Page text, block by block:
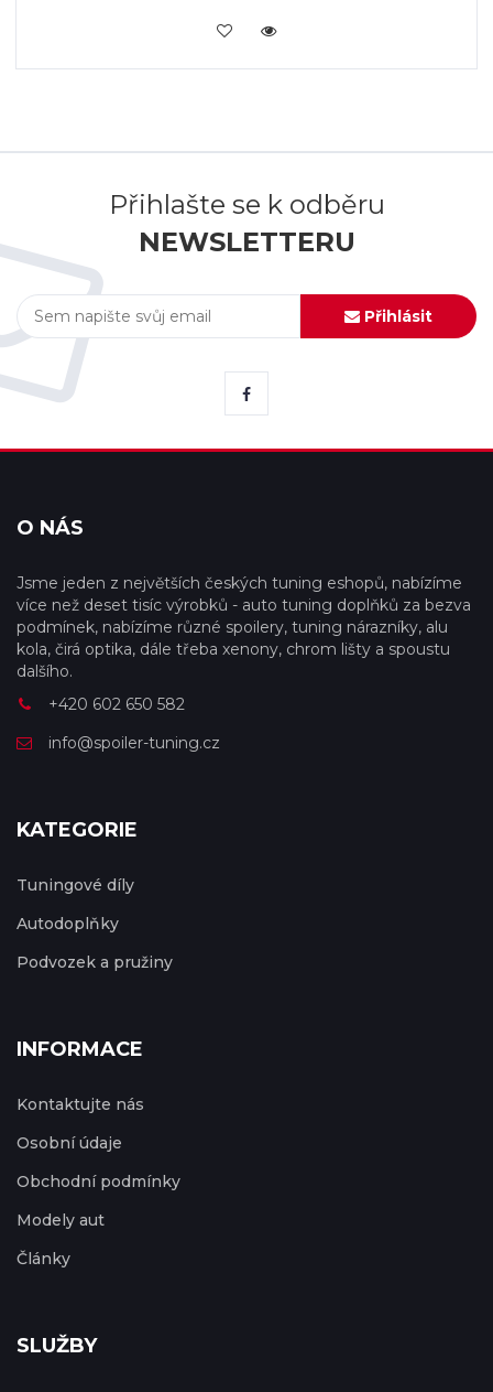
KOUPIT
Přihlašte se k odběru
NEWSLETTERU
Přihlásit
O NÁS
Jsme jeden z největších českých tuning eshopů, nabízíme
více než deset tisíc výrobků - auto tuning doplňků za bezva
podmínek, nabízíme různé spoilery, tuning nárazníky, alu
kola, čirá optika, dále třeba xenony, chrom lišty a spoustu
dalšího.
+420 602 650 582
info@spoiler-tuning.cz
KATEGORIE
Tuningové díly
Autodoplňky
Podvozek a pružiny
INFORMACE
Kontaktujte nás
Osobní údaje
Obchodní podmínky
Modely aut
Články
SLUŽBY